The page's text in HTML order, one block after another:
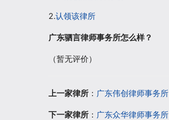
2.认领该律所
广东驷言律师事务所怎么样？
（暂无评价）
上一家律所 ： 广东伟创律师事务所
下一家律所 ： 广东众华律师事务所